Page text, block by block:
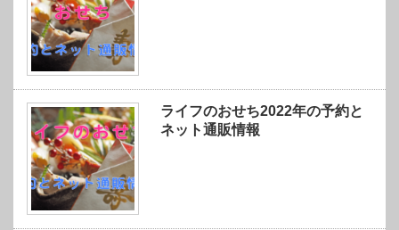
ライフのおせち2022年の予約と
ネット通販情報